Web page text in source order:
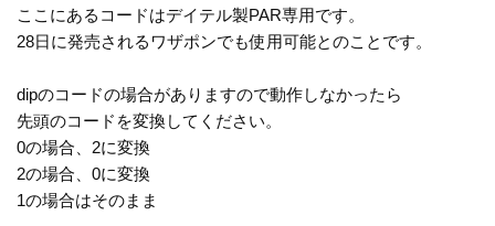
ここにあるコードはデイテル製PAR専用です。
28日に発売されるワザポンでも使用可能とのことです。
dipのコードの場合がありますので動作しなかったら
先頭のコードを変換してください。
0の場合、2に変換
2の場合、0に変換
1の場合はそのまま